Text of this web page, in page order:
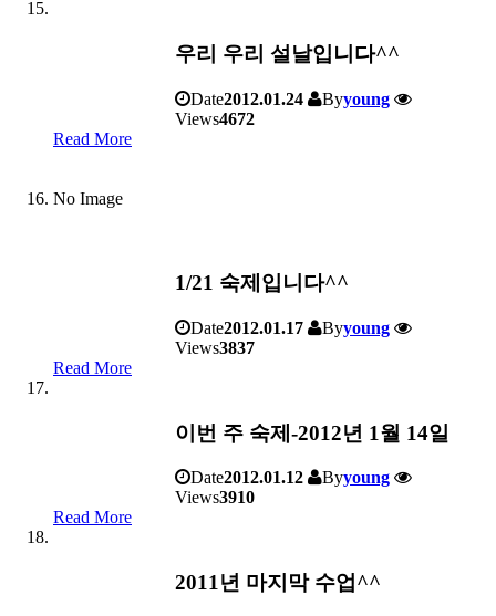
우리 우리 설날입니다^^
Date2012.01.24 Byyoung
Views4672
Read More
No Image
1/21 숙제입니다^^
Date2012.01.17 Byyoung
Views3837
Read More
이번 주 숙제-2012년 1월 14일
Date2012.01.12 Byyoung
Views3910
Read More
2011년 마지막 수업^^